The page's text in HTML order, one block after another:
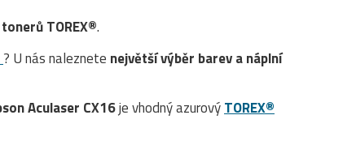
tonerů TOREX®.
? U nás naleznete největší výběr barev a náplní
Aculaser CX16je vhodný azurovýTOREX®